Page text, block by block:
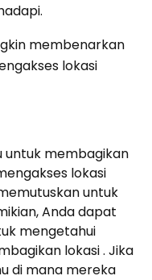
membenarkan
lokasi
untuk membagikan
lokasi
untuk
Anda dapat
mengetahui
lokasi . Jika
di mana mereka